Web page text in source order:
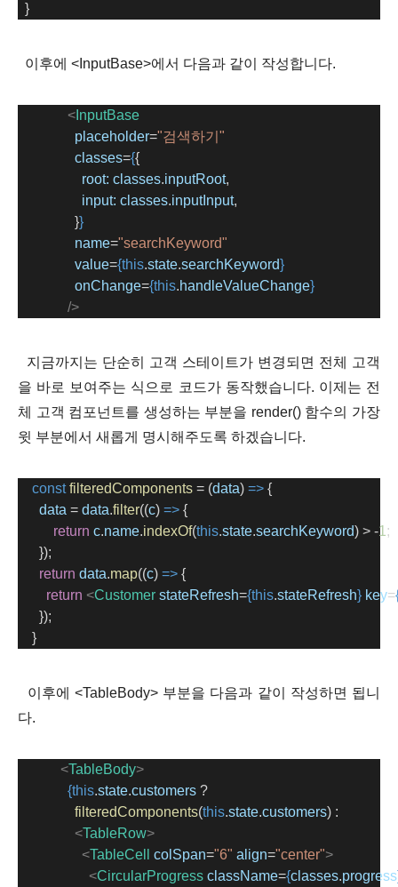
  }
이후에 <InputBase>에서 다음과 같이 작성합니다.
< InputBase
placeholder="검색하기"
classes={{
root: classes.inputRoot,
input: classes.inputInput,
                }
}
name="searchKeyword"
value={this.state.searchKeyword}
onChange={this.handleValueChange}
/>
지금까지는 단순히 고객 스테이트가 변경되면 전체 고객
을 바로 보여주는 식으로 코드가 동작했습니다. 이제는 전
체 고객 컴포넌트를 생성하는 부분을 render() 함수의 가장
윗 부분에서 새롭게 명시해주도록 하겠습니다.
const filteredComponents = (data) => {
data = data.filter((c) => {
return c.name.indexOf(this.state.searchKeyword) > -1 ;
      });
return data.map((c) => {
return <Customer stateRefresh={this.stateRefresh} key=
      });
    }
이후에 <TableBody> 부분을 다음과 같이 작성하면 됩니
다.
<TableBody>
{this.state.customers ?
filteredComponents(this.state.customers) :
<TableRow>
<TableCell colSpan="6" align="center">
<CircularProgress className={classes.progress